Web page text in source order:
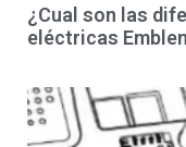
¿Cual son las
eléctricas